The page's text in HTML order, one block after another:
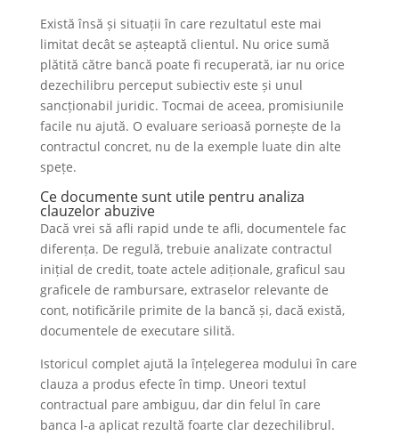
Există însă și situații în care rezultatul este mai
limitat decât se așteaptă clientul. Nu orice sumă
plătită către bancă poate fi recuperată, iar nu orice
dezechilibru perceput subiectiv este și unul
sancționabil juridic. Tocmai de aceea, promisiunile
facile nu ajută. O evaluare serioasă pornește de la
contractul concret, nu de la exemple luate din alte
spețe.
Ce documente sunt utile pentru analiza
clauzelor abuzive
Dacă vrei să afli rapid unde te afli, documentele fac
diferența. De regulă, trebuie analizate contractul
inițial de credit, toate actele adiționale, graficul sau
graficele de rambursare, extraselor relevante de
cont, notificările primite de la bancă și, dacă există,
documentele de executare silită.
Istoricul complet ajută la înțelegerea modului în care
clauza a produs efecte în timp. Uneori textul
contractual pare ambiguu, dar din felul în care
banca l-a aplicat rezultă foarte clar dezechilibrul.